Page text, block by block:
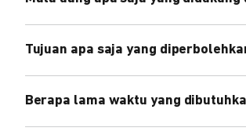
Tanda tangani perjanjian kerjasama.
Melakukan integrasi ke API Local
Melakukan setoran deposit ke
Memulai proses transaksi payout.
Tujuan apa saja yang
Berapa lama waktu yang